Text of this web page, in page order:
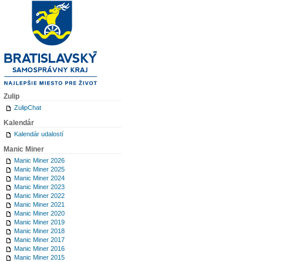
Zulip
ZulipChat
Kalendár
Kalendár udalostí
Manic Miner
Manic Miner 2026
Manic Miner 2025
Manic Miner 2024
Manic Miner 2023
Manic Miner 2022
Manic Miner 2021
Manic Miner 2020
Manic Miner 2019
Manic Miner 2018
Manic Miner 2017
Manic Miner 2016
Manic Miner 2015